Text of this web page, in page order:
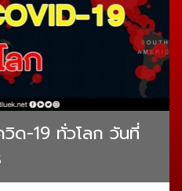
ด-19 ทั่วโลก วันที่